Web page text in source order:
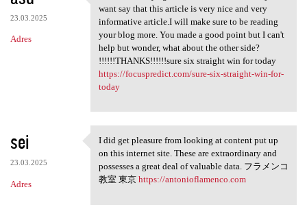
23.03.2025
Adres
Yes i am totally agreed with
want say that this article is very nice and very
informative article.I will make sure to be reading
your blog more. You made a good point but I can't
help but wonder, what about the other side?
!!!!!!THANKS!!!!!!sure six straight win for today
https://focuspredict.com/sure-six-straight-win-for-
today
sei
23.03.2025
Adres
I did get pleasure from
I did get pleasure from looking at content put up
on this internet site. These are extraordinary and
possesses a great deal of valuable data. フラメンコ
教室 東京 https://antonioflamenco.com